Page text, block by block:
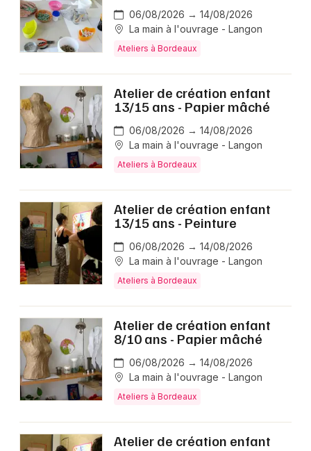
06/08/2026 → 14/08/2026
La main à l'ouvrage - Langon
Ateliers à Bordeaux
Atelier de création enfant
13/15 ans - Papier mâché
06/08/2026 → 14/08/2026
La main à l'ouvrage - Langon
Ateliers à Bordeaux
Atelier de création enfant
13/15 ans - Peinture
06/08/2026 → 14/08/2026
La main à l'ouvrage - Langon
Ateliers à Bordeaux
Atelier de création enfant
8/10 ans - Papier mâché
06/08/2026 → 14/08/2026
La main à l'ouvrage - Langon
Ateliers à Bordeaux
Atelier de création enfant